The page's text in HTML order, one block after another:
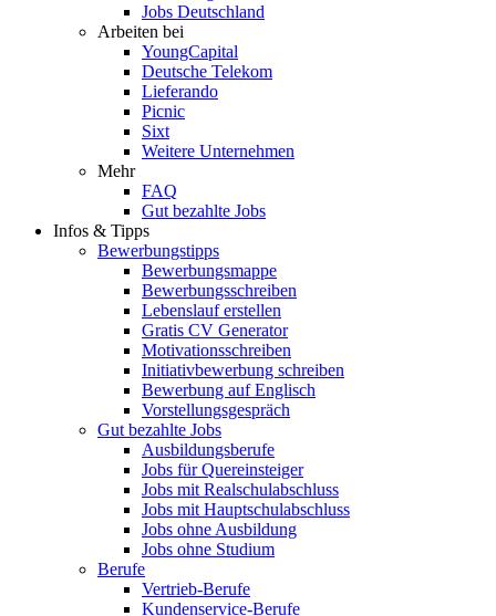
Jobs Deutschland
Arbeiten bei
YoungCapital
Deutsche Telekom
Lieferando
Picnic
Sixt
Weitere Unternehmen
Mehr
FAQ
Gut bezahlte Jobs
Infos & Tipps
Bewerbungstipps
Bewerbungsmappe
Bewerbungsschreiben
Lebenslauf erstellen
Gratis CV Generator
Motivationsschreiben
Initiativbewerbung schreiben
Bewerbung auf Englisch
Vorstellungsgespräch
Gut bezahlte Jobs
Ausbildungsberufe
Jobs für Quereinsteiger
Jobs mit Realschulabschluss
Jobs mit Hauptschulabschluss
Jobs ohne Ausbildung
Jobs ohne Studium
Berufe
Vertrieb-Berufe
Kundenservice-Berufe